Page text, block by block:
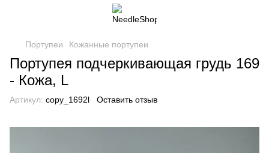
Портупеи Кожанные портупеи
Портупея подчеркивающая грудь 169
- Кожа, L
Артикул: copy_1692l Оставить отзыв